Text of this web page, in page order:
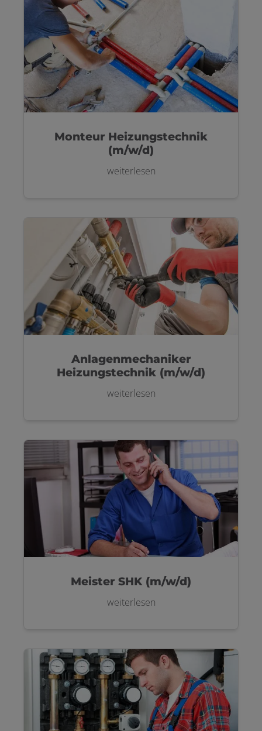
Monteur Heizungstechnik
(m/w/d)
weiterlesen
Anlagenmechaniker
Heizungstechnik (m/w/d)
weiterlesen
Meister SHK (m/w/d)
weiterlesen